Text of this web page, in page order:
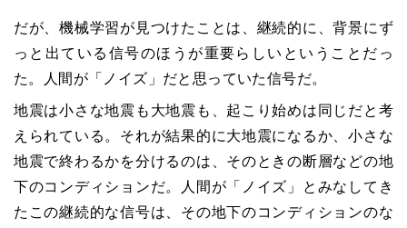
だが、機械学習が見つけたことは、継続的に、背景にず
っと出ている信号のほうが重要らしいということだっ
た。人間が「ノイズ」だと思っていた信号だ。
地震は小さな地震も大地震も、起こり始めは同じだと考
えられている。それが結果的に大地震になるか、小さな
地震で終わるかを分けるのは、そのときの断層などの地
下のコンディションだ。人間が「ノイズ」とみなしてき
たこの継続的な信号は、その地下のコンディションのな